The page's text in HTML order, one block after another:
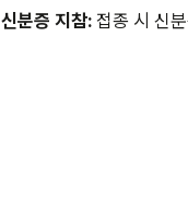
신분증 지참: 접종 시 신